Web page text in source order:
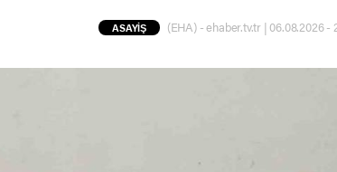
ASAYİŞ (EHA) - ehaber.tv.tr | 06.08.2026